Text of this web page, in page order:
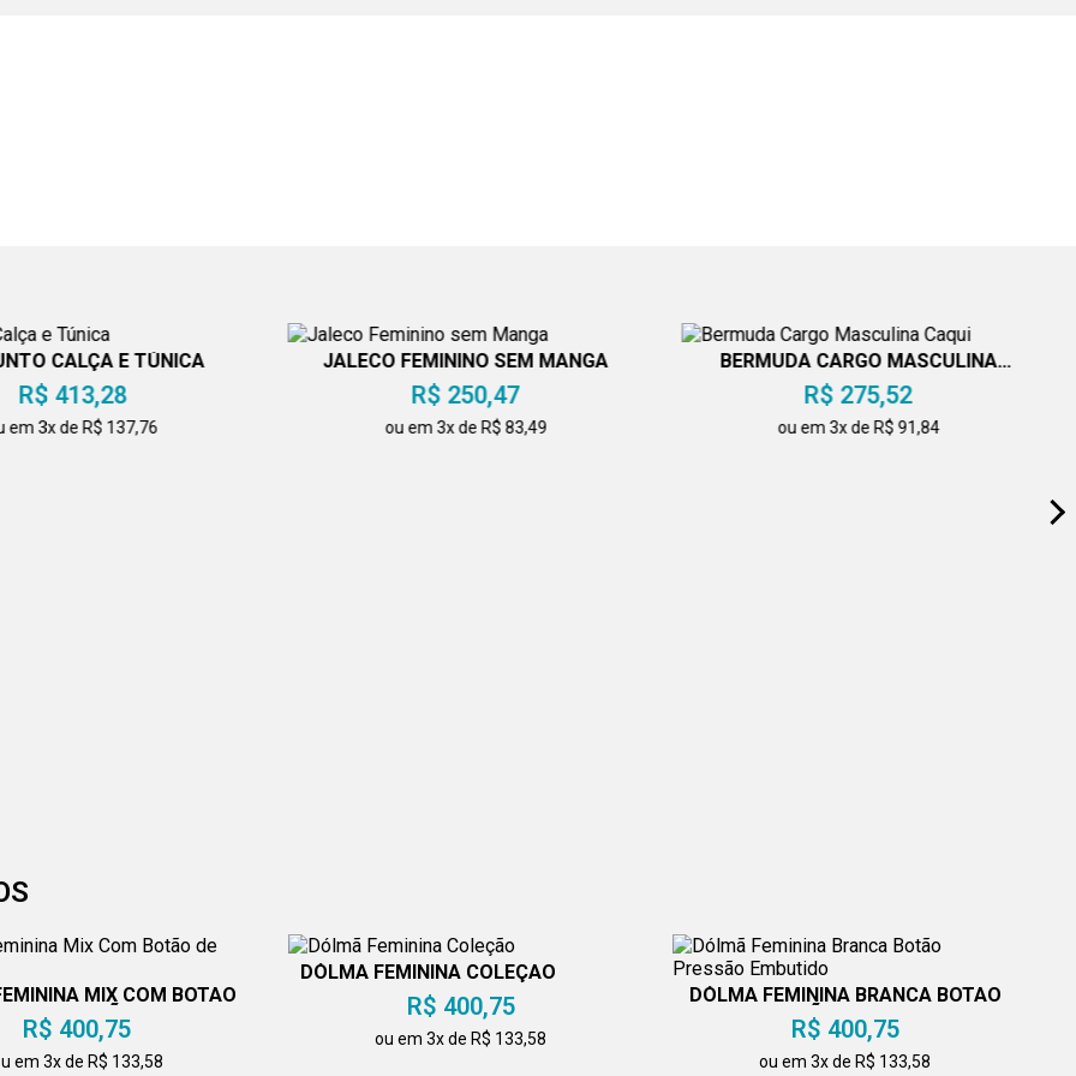
CALÇA E TÚNICA
R$ 413,28
em 3x de R$ 137,76
JALECO FEMININO SEM MANGA
R$ 250,47
ou em 3x de R$ 83,49
BERMUDA CARGO MASCULINA
R$ 275,52
ou em 3x de R$ 91,84
MIX COM BOTÃO
DE PRESSÃO
R$ 400,75
em 3x de R$ 133,58
DÓLMÃ FEMININA COLEÇÃO
R$ 400,75
ou em 3x de R$ 133,58
DÓLMÃ FEMININA BRANCA BOTÃO
PRESSÃO EMBUTIDO
R$ 400,75
ou em 3x de R$ 133,58